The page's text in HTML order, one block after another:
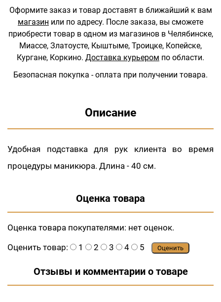
Оформите заказ и товар доставят в ближайший к вам
магазин или по адресу. После заказа, вы сможете
приобрести товар в одном из магазинов в Челябинске,
Миассе, Златоусте, Кыштыме, Троицке, Копейске,
Кургане, Коркино. Доставка курьером по области.
Безопасная покупка - оплата при получении товара.
Описание
Удобная подставка для рук клиента во время
процедуры маникюра. Длина - 40 см.
Оценка товара
Оценка товара покупателями: нет оценок.
Оценить товар:
1 2 3 4 5 Оценить
Отзывы и комментарии о товаре